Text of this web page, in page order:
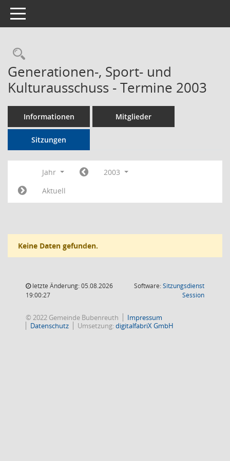
Toggle navigation
Rechercheauswahl
Generationen-, Sport- und
Kulturausschuss - Termine 2003
Informationen Mitglieder
Sitzungen
Jahr
2003
Aktuell
Keine Daten gefunden.
letzte Änderung: 05.08.2026
19:00:27
Software:Sitzungsdienst
Session(Wird in
© 2022 Gemeinde Bubenreuth
Impressum
Datenschutz
Umsetzung:digitalfabriX GmbH